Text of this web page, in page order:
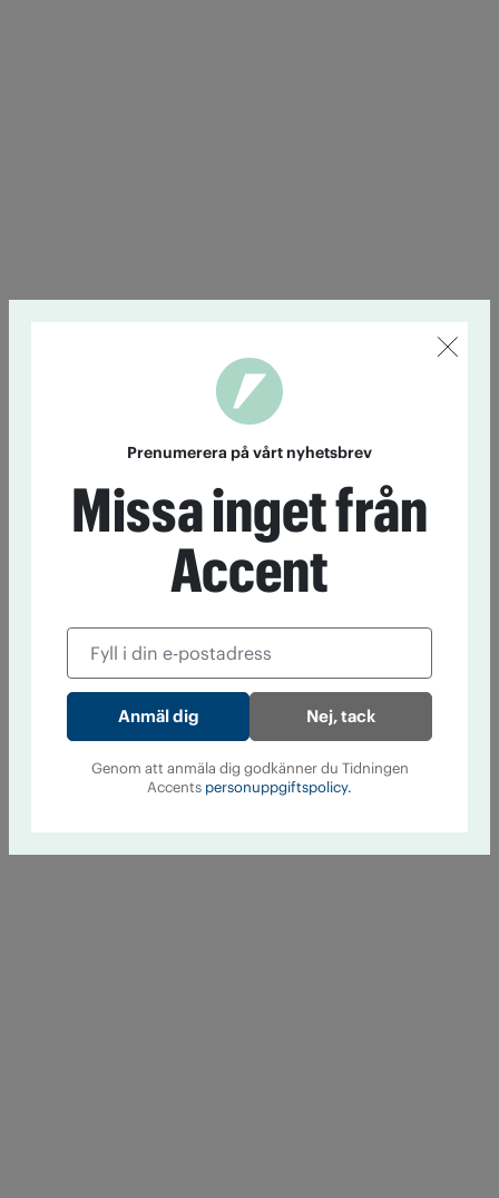
Prenumerera på vårt nyhetsbrev
Missa inget från
Accent
Nej, tack
Genom att anmäla dig godkänner du Tidningen
Accents personuppgiftspolicy.